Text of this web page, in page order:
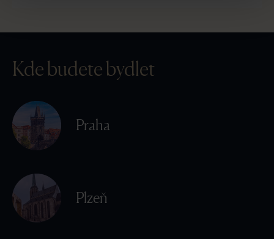
Kde budete bydlet
Praha
Plzeň